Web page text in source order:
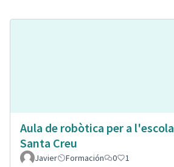
Aula de robòtica per a l'escola
Santa Creu
Javier Formación 0 1